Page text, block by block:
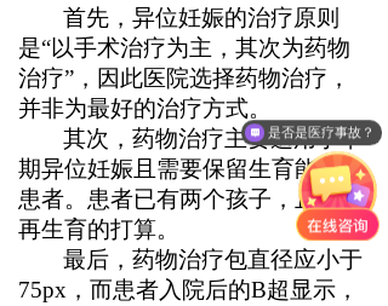
首先，异位妊娠的治疗原则
是“以手术治疗为主，其次为药物
治疗”，因此医院选择药物治疗，
并非为最好的治疗方式。
其次，药物治疗主要适用于早
期异位妊娠且需要保留生育能力的
患者。患者已有两个孩子，且没有
再生育的打算。
最后，药物治疗包直径应小于
75px，而患者入院后的B超显示，
是否是医疗事故？